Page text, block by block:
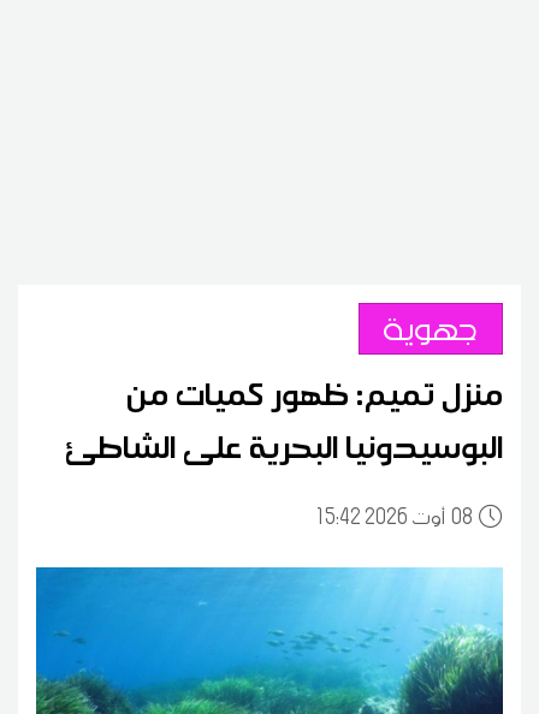
جهوية
منزل تميم: ظهور كميات من
البوسيدونيا البحرية على الشاطئ
0815:42 2026 أوت